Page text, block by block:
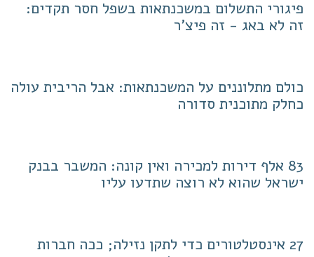
פיגורי התשלום במשכנתאות בשפל חסר תקדים:
זה לא באג - זה פיצ'ר
כולם מתלוננים על המשכנתאות: אבל הריבית עולה
כחלק מתוכנית סדורה
83 אלף דירות למכירה ואין קונה: המשבר בבנק
ישראל שהוא לא רוצה שתדעו עליו
27 אינסטלטורים כדי לתקן נזילה; ככה חברות